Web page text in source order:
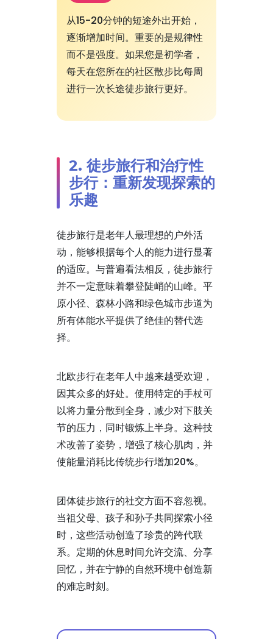
从15-20分钟的短途外出开始，
逐渐增加时间。重要的是规律性
而不是强度。如果您是初学者，
每天在您所在的社区散步比每周
进行一次长途徒步旅行更好。
2. 徒步旅行和治疗性
步行：重新发现探索的
乐趣
徒步旅行是老年人最理想的户外活
动，能够根据每个人的能力进行显著
的适应。与普遍看法相反，徒步旅行
并不一定意味着攀登陡峭的山峰。平
原小径、森林小路和绿色城市步道为
所有体能水平提供了绝佳的替代选
择。
北欧步行在老年人中越来越受欢迎，
因其众多的好处。使用特定的手杖可
以将力量分散到全身，减少对下肢关
节的压力，同时锻炼上半身。这种技
术改善了姿势，增强了核心肌肉，并
使能量消耗比传统步行增加20%。
团体徒步旅行的社交方面不容忽视。
当祖父母、孩子和孙子共同探索小径
时，这些活动创造了珍贵的跨代联
系。定期的休息时间允许交流、分享
回忆，并在宁静的自然环境中创造新
的难忘时刻。